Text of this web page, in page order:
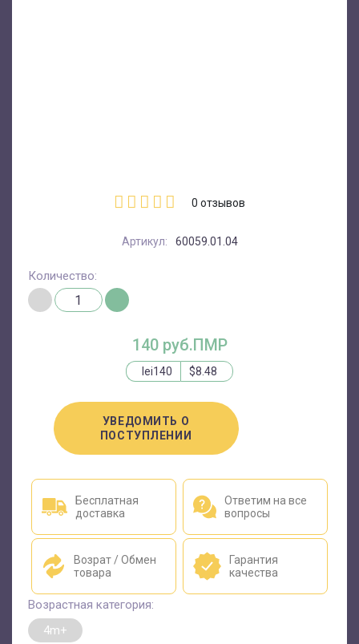
0 отзывов
Артикул: 60059.01.04
140 руб.ПМР
lei140 $8.48
УВЕДОМИТЬ О
ПОСТУПЛЕНИИ
Количество:
Бесплатная
доставка
Ответим на все
вопросы
Возрат / Обмен
товара
Гарантия
качества
Возрастная категория:
4m+